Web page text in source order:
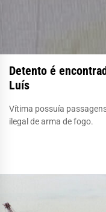
Detento é
Luís
Vítima possuía
ilegal de arma de fogo.